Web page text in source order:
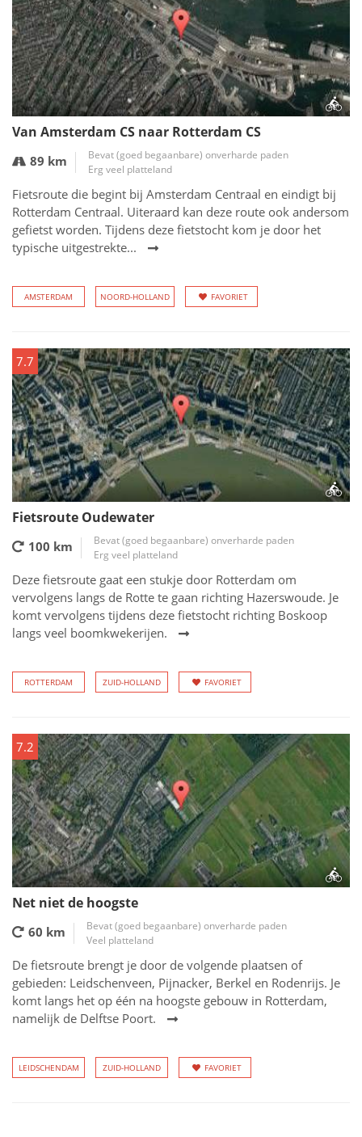
Van Amsterdam CS naar Rotterdam CS
89 km
Bevat (goed begaanbare) onverharde paden
Erg veel platteland
Fietsroute die begint bij Amsterdam Centraal en eindigt bij
Rotterdam Centraal. Uiteraard kan deze route ook andersom
gefietst worden. Tijdens deze fietstocht kom je door het
typische uitgestrekte...
AMSTERDAM NOORD-HOLLAND FAVORIET
7.7
Fietsroute Oudewater
100 km
Bevat (goed begaanbare) onverharde paden
Erg veel platteland
Deze fietsroute gaat een stukje door Rotterdam om
vervolgens langs de Rotte te gaan richting Hazerswoude. Je
komt vervolgens tijdens deze fietstocht richting Boskoop
langs veel boomkwekerijen.
ROTTERDAM ZUID-HOLLAND FAVORIET
7.2
Net niet de hoogste
60 km
Bevat (goed begaanbare) onverharde paden
Veel platteland
De fietsroute brengt je door de volgende plaatsen of
gebieden: Leidschenveen, Pijnacker, Berkel en Rodenrijs. Je
komt langs het op één na hoogste gebouw in Rotterdam,
namelijk de Delftse Poort.
LEIDSCHENDAM ZUID-HOLLAND FAVORIET